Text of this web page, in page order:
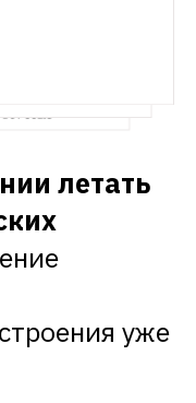
H&F
нужно.
летать
уже